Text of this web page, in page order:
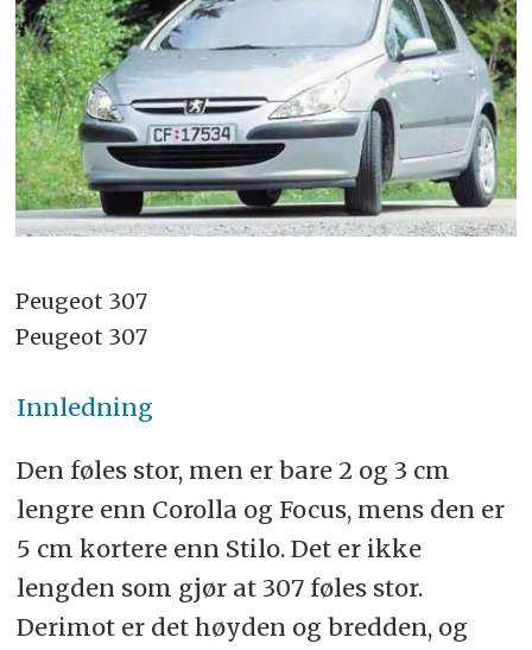
Peugeot 307
Peugeot 307
Innledning
Den føles stor, men er bare 2 og 3 cm
lengre enn Corolla og Focus, mens den er
5 cm kortere enn Stilo. Det er ikke
lengden som gjør at 307 føles stor.
Derimot er det høyden og bredden, og